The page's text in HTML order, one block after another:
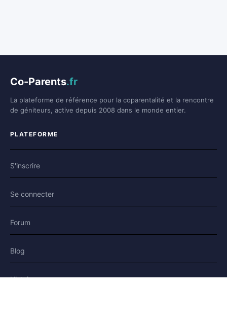
Co-Parents.fr
La plateforme de référence pour la coparentalité et la rencontre
de géniteurs, active depuis 2008 dans le monde entier.
PLATEFORME
S'inscrire
Se connecter
Forum
Blog
Histoires